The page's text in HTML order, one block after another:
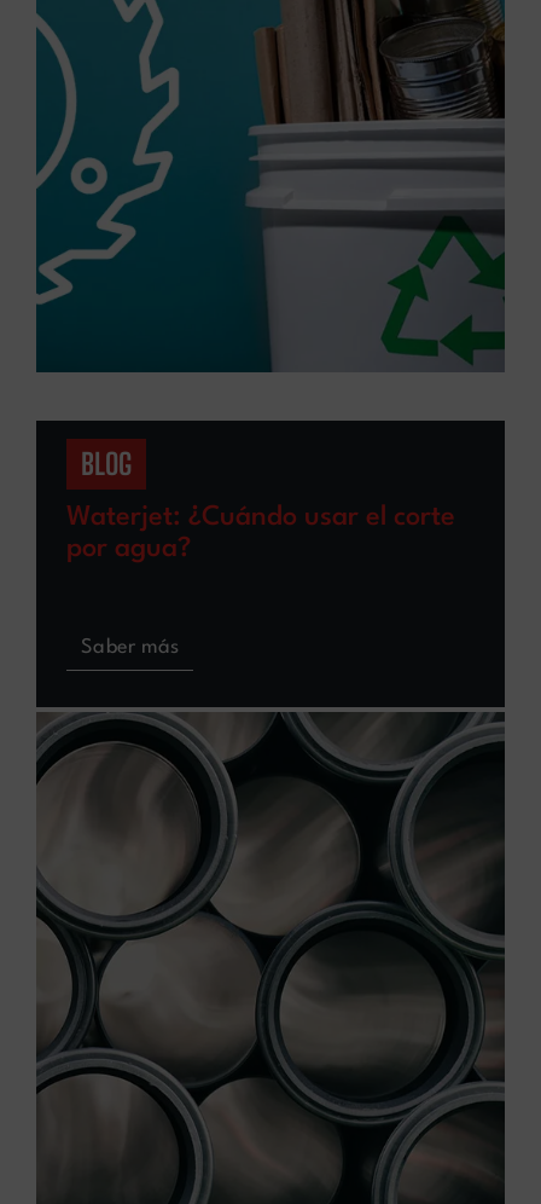
BLOG
Waterjet: ¿Cuándo usar el corte
por agua?
Saber más